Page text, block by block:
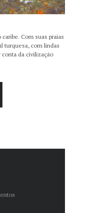
Com suas praias
turquesa, com lindas
conta da civilização